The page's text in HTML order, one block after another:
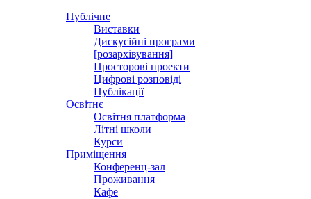
Публічне
Виставки
Дискусійні програми
[розархівування]
Просторові проекти
Цифрові розповіді
Публікації
Освітнє
Освітня платформа
Літні школи
Курси
Приміщення
Конференц-зал
Проживання
Кафе